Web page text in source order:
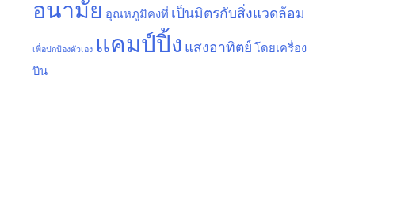
อนามัย อุณหภูมิคงที่ เป็นมิตรกับสิ่งแวดล้อม
เพื่อปกป้องตัวเอง แคมป์ปิ้ง แสงอาทิตย์ โดยเครื่อง
บิน